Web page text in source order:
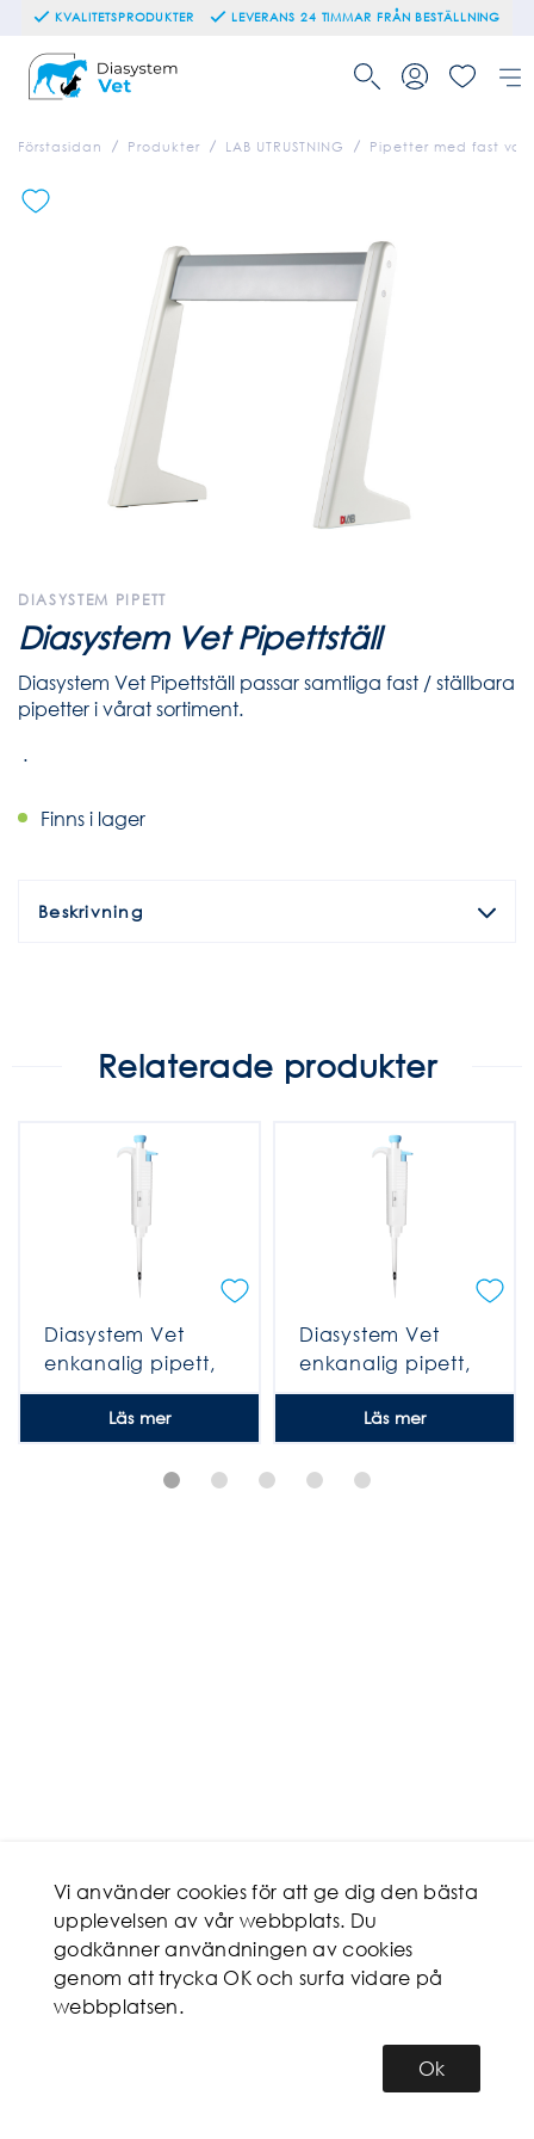
KVALITETSPRODUKTER LEVERANS 24 TIMMAR FRÅN BESTÄLLNING
Förstasidan Produkter LAB UTRUSTNING Pipetter med fast
DIASYSTEM PIPETT
Diasystem Vet Pipettställ
Diasystem Vet Pipettställ passar samtliga fast / ställbara
pipetter i vårat sortiment.
.
Finns i lager
Beskrivning
Relaterade produkter
Diasystem Vet
enkanalig pipett,
fixerad volym 5μl
Läs mer
Diasystem Vet
enkanalig pipett,
fixerad volym 25μl
Läs mer
Vi använder cookies för att ge dig den bästa
upplevelsen av vår webbplats. Du
godkänner användningen av cookies
genom att trycka OK och surfa vidare på
webbplatsen.
Ok